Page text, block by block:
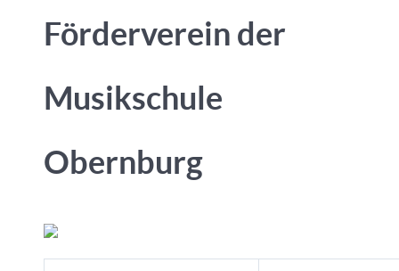
Förderverein der
Musikschule
Obernburg